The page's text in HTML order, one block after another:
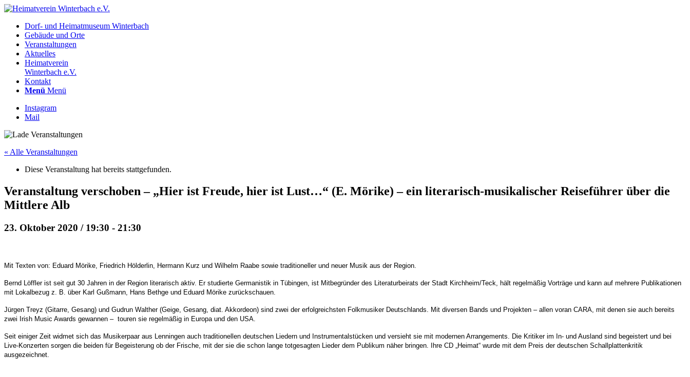
Dorf- und Heimatmuseum Winterbach
Gebäude und Orte
Veranstaltungen
Aktuelles
Heimatverein
Winterbach e.V.
Kontakt
Menü Menü
Instagram
Mail
« Alle Veranstaltungen
Diese Veranstaltung hat bereits stattgefunden.
Veranstaltung verschoben – „Hier ist Freude, hier ist Lust…“ (E. Mörike) – ein literarisch-musikalischer Reiseführer über die
Mittlere Alb
23. Oktober 2020 / 19:30 - 21:30
Mit Texten von: Eduard Mörike, Friedrich Hölderlin, Hermann Kurz und Wilhelm Raabe sowie traditioneller und neuer Musik aus der Region.
Bernd Löffler ist seit gut 30 Jahren in der Region literarisch aktiv. Er studierte Germanistik in Tübingen, ist Mitbegründer des Literaturbeirats der Stadt Kirchheim/Teck, hält regelmäßig Vorträge und kann auf mehrere Publikationen
mit Lokalbezug z. B. über Karl Gußmann, Hans Bethge und Eduard Mörike zurückschauen.
Jürgen Treyz (Gitarre, Gesang) und Gudrun Walther (Geige, Gesang, diat. Akkordeon) sind zwei der erfolgreichsten Folkmusiker Deutschlands. Mit diversen Bands und Projekten – allen voran CARA, mit denen sie auch bereits
zwei Irish Music Awards gewannen – touren sie regelmäßig in Europa und den USA.
Seit einiger Zeit widmet sich das Musikerpaar aus Lenningen auch traditionellen deutschen Liedern und Instrumentalstücken und versieht sie mit modernen Arrangements. Die Kritiker im In- und Ausland sind begeistert und bei
Live-Konzerten sorgen die beiden für Begeisterung ob der Frische, mit der sie die schon lange totgesagten Lieder dem Publikum näher bringen. Ihre CD „Heimat“ wurde mit dem Preis der deutschen Schallplattenkritik
ausgezeichnet.